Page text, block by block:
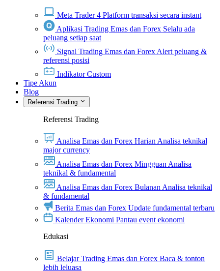
Meta Trader 4 Platform transaksi secara instant
Aplikasi Trading Emas dan Forex Selalu ada
peluang setiap saat
Signal Trading Emas dan Forex Alert peluang &
referensi posisi
Indikator Custom
Tipe Akun
Blog
Referensi Trading
Referensi Trading
Analisa Emas dan Forex Harian Analisa teknikal
major currency
Analisa Emas dan Forex Mingguan Analisa
teknikal & fundamental
Analisa Emas dan Forex Bulanan Analisa teknikal
& fundamental
Berita Emas dan Forex Update fundamental terbaru
Kalender Ekonomi Pantau event ekonomi
Edukasi
Belajar Trading Emas dan Forex Baca & tonton
lebih leluasa